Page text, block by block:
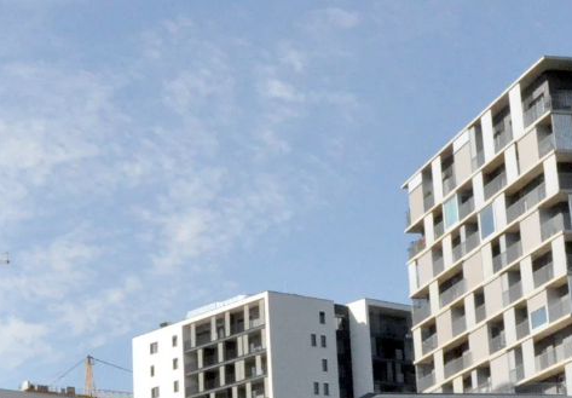
KUNEX® Mauerkragen
KUNEX® ABS Abschalelemente
Fugenbänder Zubehör
PENTAFLEX KB®
PENTAFLEX KB® Agrar
PENTAFLEX® FBA
PENTAFLEX® OBS
PENTAFLEX® FTS
PENTAFLEX® STK